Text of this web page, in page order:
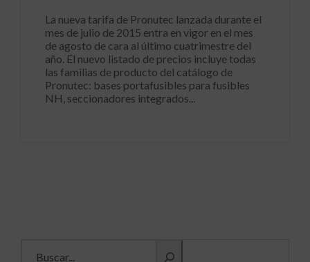
La nueva tarifa de Pronutec lanzada durante el
mes de julio de 2015 entra en vigor en el mes
de agosto de cara al último cuatrimestre del
año. El nuevo listado de precios incluye todas
las familias de producto del catálogo de
Pronutec: bases portafusibles para fusibles
NH, seccionadores integrados...